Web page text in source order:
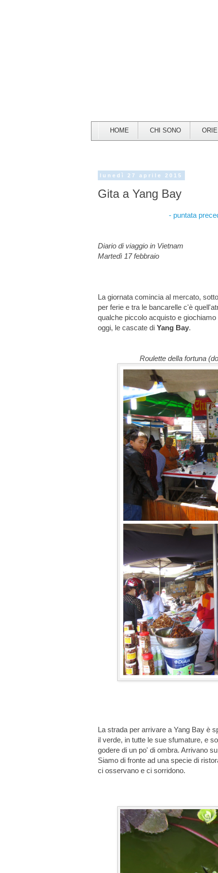
HOME CHI SONO
lunedì 27 aprile 2015
Gita a Yang Bay
- puntata
Diario di viaggio in Vietnam
Martedì 17 febbraio
La giornata comincia al mercato,
per ferie e tra le bancarelle c'è
qualche piccolo acquisto e
oggi, le cascate di Yang Bay.
Roulette della fortuna
La strada per arrivare a Yang Bay è
il verde, in tutte le sue sfumature, e
godere di un po' di ombra. Arrivano
Siamo di fronte ad una specie di
ci osservano e ci sorridono.